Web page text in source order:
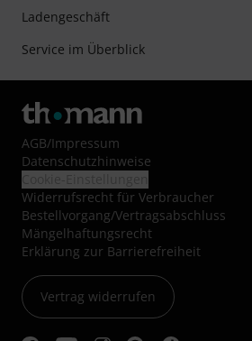
Ladengeschäft
Service im Überblick
AGB/Impressum
Datenschutzhinweise
Widerrufsrecht für Verbraucher
Bestellvorgang/Vertragsabschluss
Mängelhaftungsrecht
Erklärung zur Barrierefreiheit
Vertrag widerrufen